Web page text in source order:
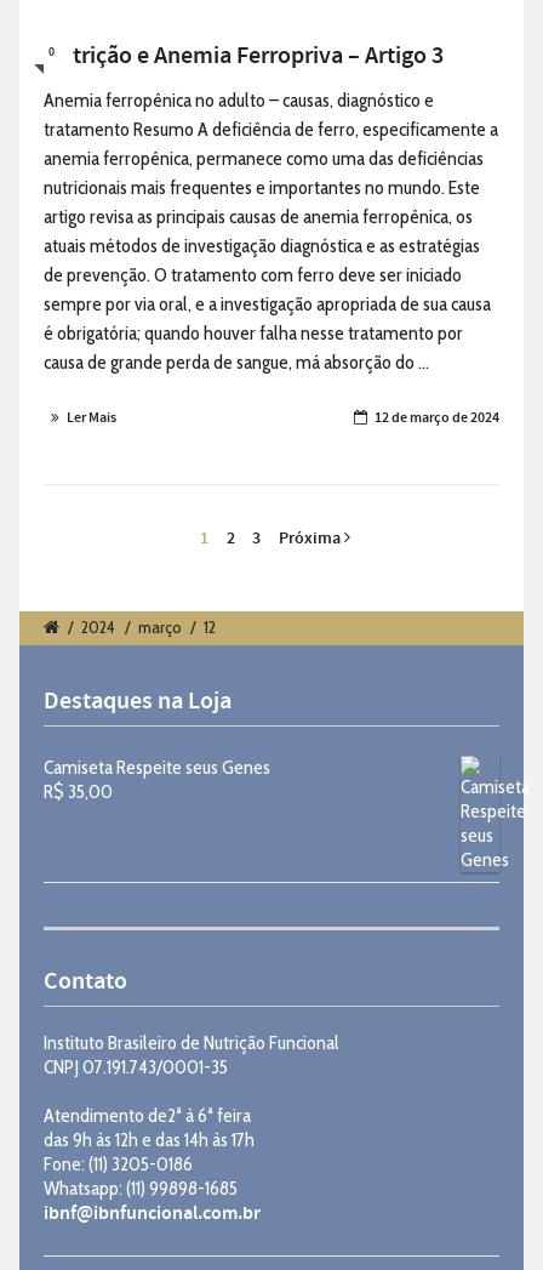
0
Nutrição e Anemia Ferropriva – Artigo 3
Anemia ferropênica no adulto – causas, diagnóstico e
tratamento Resumo A deficiência de ferro, especificamente a
anemia ferropênica, permanece como uma das deficiências
nutricionais mais frequentes e importantes no mundo. Este
artigo revisa as principais causas de anemia ferropênica, os
atuais métodos de investigação diagnóstica e as estratégias
de prevenção. O tratamento com ferro deve ser iniciado
sempre por via oral, e a investigação apropriada de sua causa
é obrigatória; quando houver falha nesse tratamento por
causa de grande perda de sangue, má absorção do ...
Ler Mais 12 de março de 2024
1 2 3 Próxima
/ 2024 / março / 12
Destaques na Loja
Camiseta Respeite seus Genes
R$ 35,00
Contato
Instituto Brasileiro de Nutrição Funcional
CNPJ 07.191.743/0001-35
Atendimento de2ª à 6ª feira
das 9h às 12h e das 14h às 17h
Fone: (11) 3205-0186
Whatsapp: (11) 99898-1685
ibnf@ibnfuncional.com.br